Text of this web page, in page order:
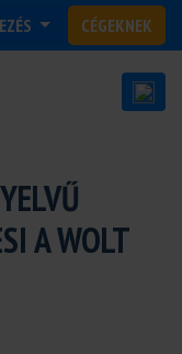
CÉGEKNEK
A WOLT